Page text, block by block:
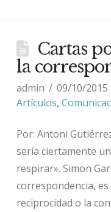
Cartas
la
admin
09/10/2015
Artículos,
Por: Antoni
sería ciertamente
respirar». Simon
correspondencia,
reciprocidad o la